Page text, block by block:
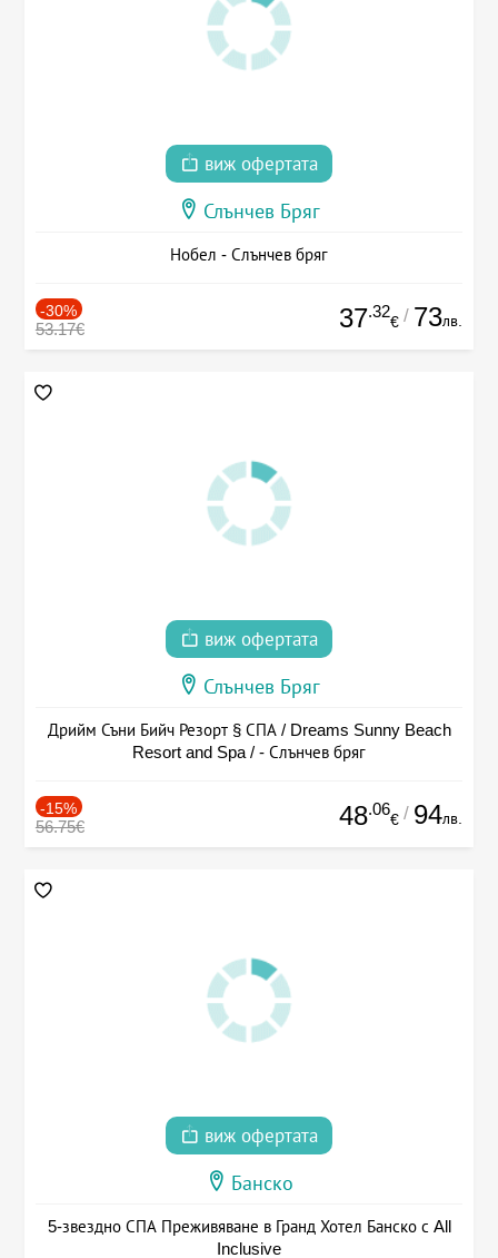
виж офертата
Слънчев Бряг
Нобел - Слънчев бряг
-30%
53.17€ 37.32
€ / 73лв.
виж офертата
Слънчев Бряг
Дрийм Съни Бийч Резорт § СПА / Dreams Sunny Beach
Resort and Spa / - Слънчев бряг
-15%
56.75€ 48.06
€ / 94лв.
виж офертата
Банско
5-звездно СПА Преживяване в Гранд Хотел Банско с All
Inclusive